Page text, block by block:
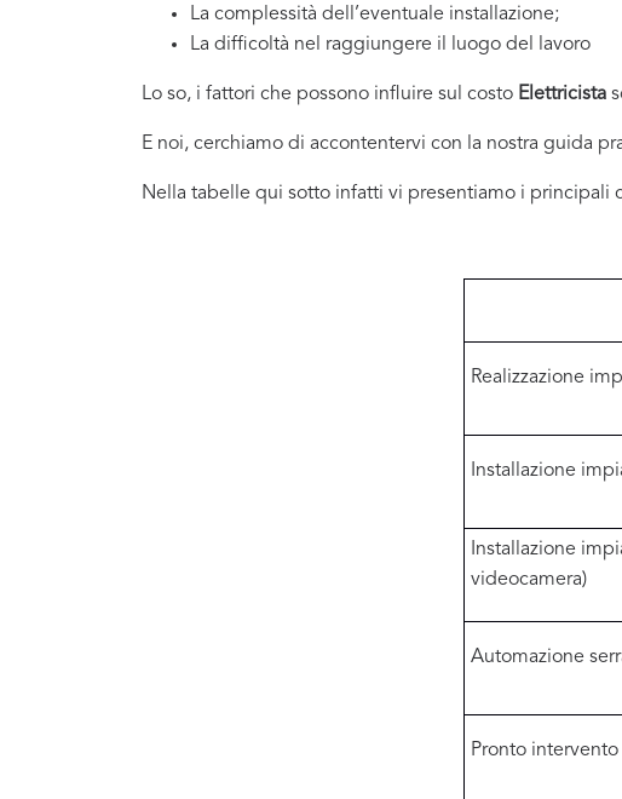
La complessità dell’eventuale installazione;
La difficoltà nel raggiungere il luogo del lavoro
Lo so, i fattori che possono influire sul costo Elettricista
E noi, cerchiamo di accontentervi con la nostra guida
Nella tabelle qui sotto infatti vi presentiamo i principali
Realizzazione
Installazione
Installazione
videocamera)
Automazione
Pronto